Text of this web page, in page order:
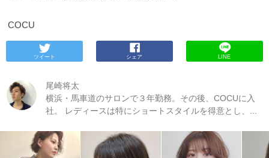
COCU
ツイート シェア LINE
尾崎将太
横浜・馬車道のサロンで３年勤務。その後、COCUに入
社。 レディースは特にショートスタイルを得意とし、...